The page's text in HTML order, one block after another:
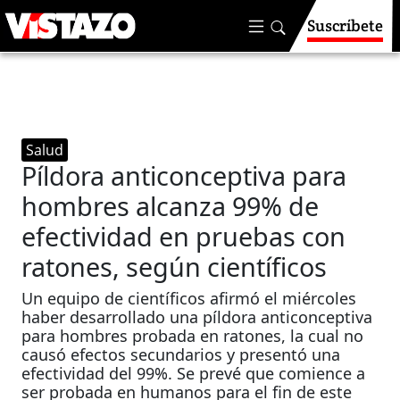
Suscríbete
Salud
Píldora anticonceptiva para
hombres alcanza 99% de
efectividad en pruebas con
ratones, según científicos
Un equipo de científicos afirmó el miércoles
haber desarrollado una píldora anticonceptiva
para hombres probada en ratones, la cual no
causó efectos secundarios y presentó una
efectividad del 99%. Se prevé que comience a
ser probada en humanos para el fin de este